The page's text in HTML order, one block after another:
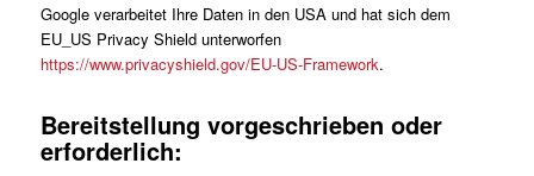
Google verarbeitet Ihre Daten in den USA und hat sich dem
EU_US Privacy Shield unterworfen
https://www.privacyshield.gov/EU-US-Framework.
Bereitstellung vorgeschrieben oder
erforderlich: